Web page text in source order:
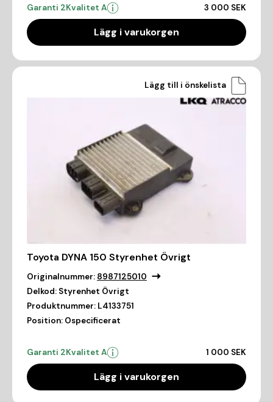
Garanti 2Kvalitet A 3 000 SEK
Lägg i varukorgen
Lägg till i önskelista
Toyota DYNA 150 Styrenhet Övrigt
Originalnummer: 8987125010
Delkod: Styrenhet Övrigt
Produktnummer: L4133751
Position: Ospecificerat
Garanti 2Kvalitet A 1 000 SEK
Lägg i varukorgen